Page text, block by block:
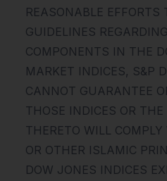
REASONABLE
GUIDELINES
COMPONENTS IN THE
MARKET INDICES, S&P
CANNOT GUARANTEE
THOSE INDICES OR THE
THERETO WILL
OR OTHER ISLAMIC
DOW JONES INDICES